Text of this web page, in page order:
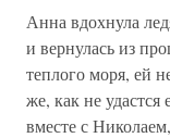
Анна вдохнула
и вернулась из
теплого моря, ей
же, как не
вместе с